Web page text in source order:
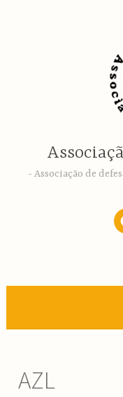
Associação de
AZL